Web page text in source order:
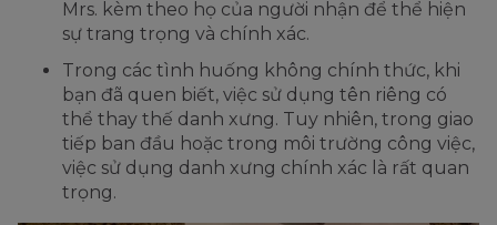
Mrs. kèm theo họ của người nhận để thể hiện
sự trang trọng và chính xác.
Trong các tình huống không chính thức, khi
bạn đã quen biết, việc sử dụng tên riêng có
thể thay thế danh xưng. Tuy nhiên, trong giao
tiếp ban đầu hoặc trong môi trường công việc,
việc sử dụng danh xưng chính xác là rất quan
trọng.